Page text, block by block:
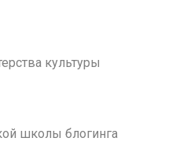
культуры
школы блогинга